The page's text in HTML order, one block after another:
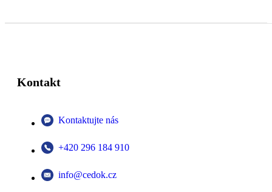
Kontakt
Kontaktujte nás
+420 296 184 910
info@cedok.cz